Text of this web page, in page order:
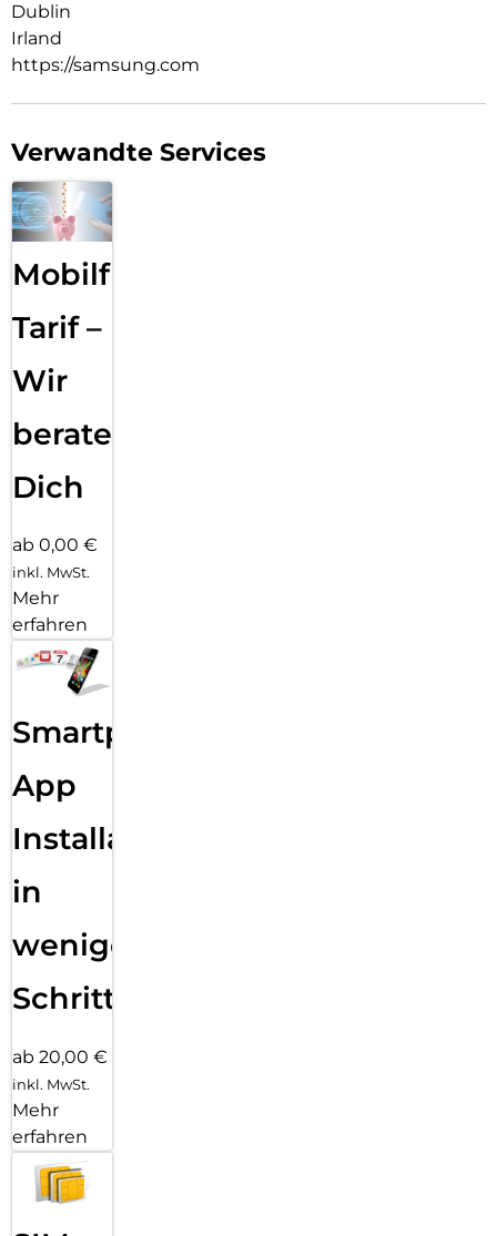
Dublin
Irland
https://samsung.com
Verwandte Services
Mobilfunk
Tarif –
Wir
beraten
Dich
ab 0,00 €
inkl. MwSt.
Mehr
erfahren
Smartphone
App
Installation
in
wenigen
Schritten
ab 20,00 €
inkl. MwSt.
Mehr
erfahren